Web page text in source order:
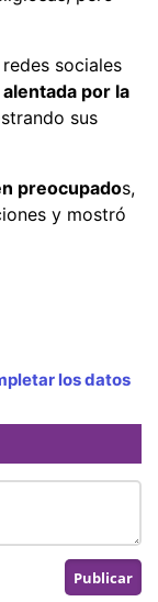
sociales
alentada por la
sus
preocupados,
y mostró
los datos